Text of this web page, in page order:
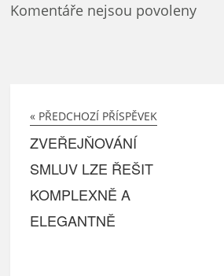
Komentáře nejsou povoleny
« PŘEDCHOZÍ PŘÍSPĚVEK
ZVEŘEJŇOVÁNÍ
SMLUV LZE ŘEŠIT
KOMPLEXNĚ A
ELEGANTNĚ